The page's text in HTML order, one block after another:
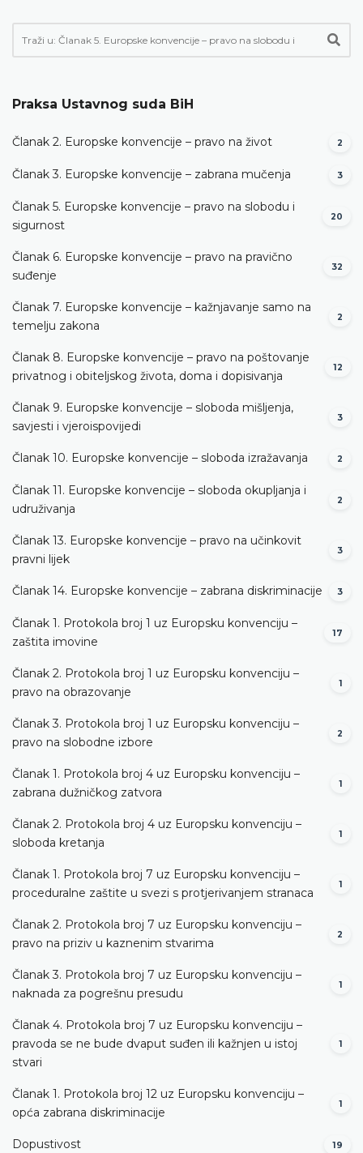
Praksa Ustavnog suda BiH
Članak 2. Europske konvencije – pravo na život 2
Članak 3. Europske konvencije – zabrana mučenja 3
Članak 5. Europske konvencije – pravo na slobodu i
sigurnost
20
Članak 6. Europske konvencije – pravo na pravično
suđenje
32
Članak 7. Europske konvencije – kažnjavanje samo na
temelju zakona
2
Članak 8. Europske konvencije – pravo na poštovanje
privatnog i obiteljskog života, doma i dopisivanja
12
Članak 9. Europske konvencije – sloboda mišljenja,
savjesti i vjeroispovijedi
3
Članak 10. Europske konvencije – sloboda izražavanja 2
Članak 11. Europske konvencije – sloboda okupljanja i
udruživanja
2
Članak 13. Europske konvencije – pravo na učinkovit
pravni lijek
3
Članak 14. Europske konvencije – zabrana diskriminacije 3
Članak 1. Protokola broj 1 uz Europsku konvenciju –
zaštita imovine
17
Članak 2. Protokola broj 1 uz Europsku konvenciju –
pravo na obrazovanje
1
Članak 3. Protokola broj 1 uz Europsku konvenciju –
pravo na slobodne izbore
2
Članak 1. Protokola broj 4 uz Europsku konvenciju –
zabrana dužničkog zatvora
1
Članak 2. Protokola broj 4 uz Europsku konvenciju –
sloboda kretanja
1
Članak 1. Protokola broj 7 uz Europsku konvenciju –
proceduralne zaštite u svezi s protjerivanjem stranaca
1
Članak 2. Protokola broj 7 uz Europsku konvenciju –
pravo na priziv u kaznenim stvarima
2
Članak 3. Protokola broj 7 uz Europsku konvenciju –
naknada za pogrešnu presudu
1
Članak 4. Protokola broj 7 uz Europsku konvenciju –
pravoda se ne bude dvaput suđen ili kažnjen u istoj
stvari
1
Članak 1. Protokola broj 12 uz Europsku konvenciju –
opća zabrana diskriminacije
1
Dopustivost 19